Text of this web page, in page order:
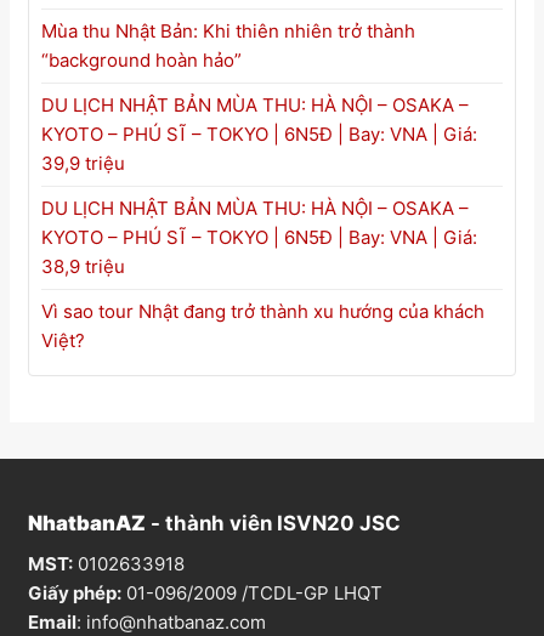
Mùa thu Nhật Bản: Khi thiên nhiên trở thành
“background hoàn hảo”
DU LỊCH NHẬT BẢN MÙA THU: HÀ NỘI – OSAKA –
KYOTO – PHÚ SĨ – TOKYO | 6N5Đ | Bay: VNA | Giá:
39,9 triệu
DU LỊCH NHẬT BẢN MÙA THU: HÀ NỘI – OSAKA –
KYOTO – PHÚ SĨ – TOKYO | 6N5Đ | Bay: VNA | Giá:
38,9 triệu
Vì sao tour Nhật đang trở thành xu hướng của khách
Việt?
NhatbanAZ - thành viên ISVN20 JSC
MST: 0102633918
Giấy phép: 01-096/2009 /TCDL-GP LHQT
Email: info@nhatbanaz.com